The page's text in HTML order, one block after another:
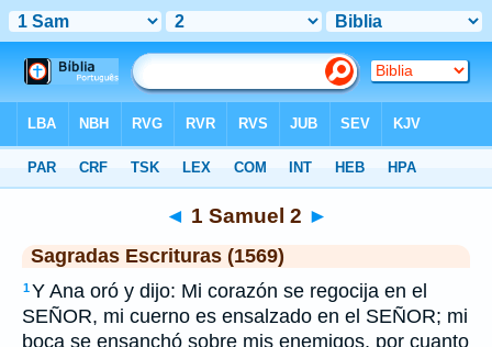
◄ 1 Samuel 2 ►
Sagradas Escrituras (1569)
1Y Ana oró y dijo: Mi corazón se regocija en el
SEÑOR, mi cuerno es ensalzado en el SEÑOR; mi
boca se ensanchó sobre mis enemigos, por cuanto